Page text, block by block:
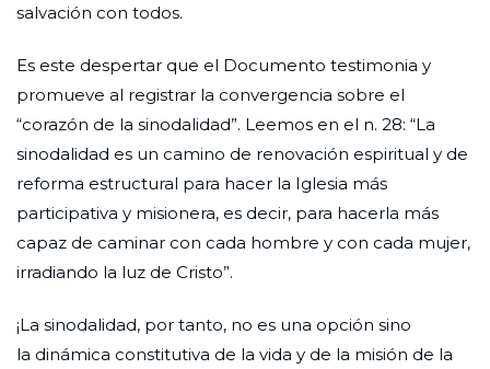
salvación con todos.
Es este despertar que el Documento testimonia y
promueve al registrar la convergencia sobre el
“corazón de la sinodalidad”. Leemos en el n. 28: “La
sinodalidad es un camino de renovación espiritual y de
reforma estructural para hacer la Iglesia más
participativa y misionera, es decir, para hacerla más
capaz de caminar con cada hombre y con cada mujer,
irradiando la luz de Cristo”.
¡La sinodalidad, por tanto, no es una opción sino
la dinámica constitutiva de la vida y de la misión de la